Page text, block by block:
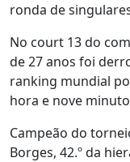
ronda de
No court 13 do
de 27 anos foi
ranking mundial
hora e nove
Campeão do
Borges, 42.º da